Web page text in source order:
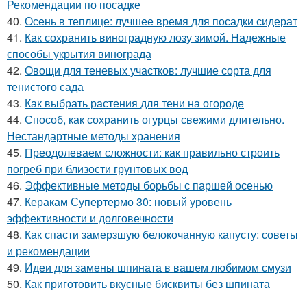
Рекомендации по посадке
40. Осень в теплице: лучшее время для посадки сидерат
41. Как сохранить виноградную лозу зимой. Надежные
способы укрытия винограда
42. Овощи для теневых участков: лучшие сорта для
тенистого сада
43. Как выбрать растения для тени на огороде
44. Способ, как сохранить огурцы свежими длительно.
Нестандартные методы хранения
45. Преодолеваем сложности: как правильно строить
погреб при близости грунтовых вод
46. Эффективные методы борьбы с паршей осенью
47. Керакам Супертермо 30: новый уровень
эффективности и долговечности
48. Как спасти замерзшую белокочанную капусту: советы
и рекомендации
49. Идеи для замены шпината в вашем любимом смузи
50. Как приготовить вкусные бисквиты без шпината